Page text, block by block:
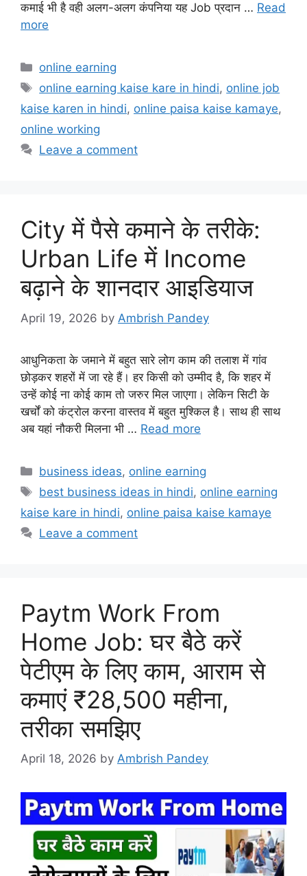
कमाई भी है वही अलग-अलग कंपनिया यह Job प्रदान … Read
more
Categories
online earning
Tags
online earning kaise kare in hindi, online job
kaise karen in hindi, online paisa kaise kamaye,
online working
Leave a comment
City में पैसे कमाने के तरीके:
Urban Life में Income
बढ़ाने के शानदार आइडियाज
April 19, 2026 by Ambrish Pandey
आधुनिकता के जमाने में बहुत सारे लोग काम की तलाश में गांव
छोड़कर शहरों में जा रहे हैं। हर किसी को उम्मीद है, कि शहर में
उन्हें कोई ना कोई काम तो जरुर मिल जाएगा। लेकिन सिटी के
खर्चों को कंट्रोल करना वास्तव में बहुत मुश्किल है। साथ ही साथ
अब यहां नौकरी मिलना भी … Read more
Categories
business ideas, online earning
Tags
best business ideas in hindi, online earning
kaise kare in hindi, online paisa kaise kamaye
Leave a comment
Paytm Work From
Home Job: घर बैठे करें
पेटीएम के लिए काम, आराम से
कमाएं ₹28,500 महीना,
तरीका समझिए
April 18, 2026 by Ambrish Pandey